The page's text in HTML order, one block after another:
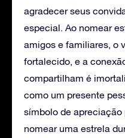
agradecer seus
especial. Ao nomear
amigos e familiares, o
fortalecido, e a
compartilham é
como um presente
símbolo de apreciação
nomear uma estrela